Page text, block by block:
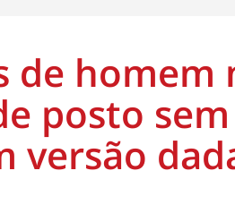
de homem
posto
versão